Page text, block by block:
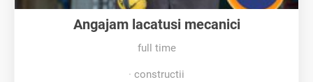
Angajam lacatusi mecanici
full time
constructii